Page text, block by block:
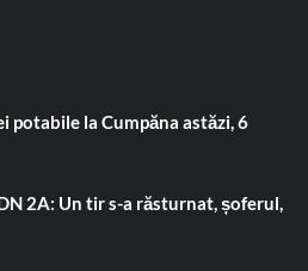
potabile la Cumpăna astăzi, 6
2A: Un tir s-a răsturnat, șoferul,